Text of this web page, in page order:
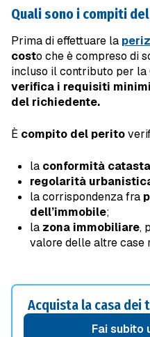
Quali sono i compiti
Prima di effettuare la
costo che è compreso di
incluso il contributo per la
verifica i requisiti
del richiedente.
È compito del perito
la conformità
regolarità
la corrispondenza fra
dell’immobile;
la zona immobiliare,
valore delle altre case
Acquista la casa dei
Fai